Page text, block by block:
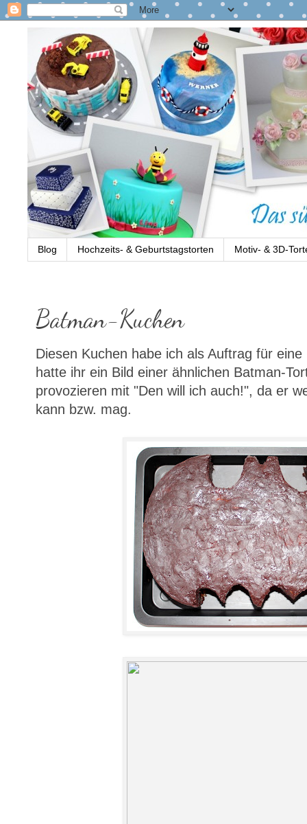
Blog Hochzeits- & Geburtstagstorten Motiv- & 3D-
Batman-Kuchen
Diesen Kuchen habe ich als Auftrag für
hatte ihr ein Bild einer ähnlichen Batman-
provozieren mit "Den will ich auch!", da er
kann bzw. mag.